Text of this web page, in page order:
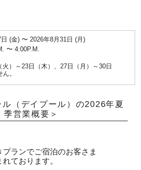
(金) 〜 2026年8月31日 (月)
〜 4:00P.M.
）～23日（木）、27日（月）～30日
。
ル（デイプール）の2026年夏
季営業概要＞
プランでご宿泊のお客さま
ております。